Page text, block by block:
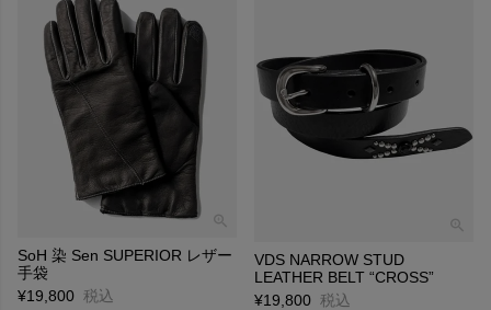
SoH 染 Sen SUPERIOR レザー
手袋
¥19,800 税込
VDS NARROW STUD
LEATHER BELT “CROSS”
¥19,800 税込